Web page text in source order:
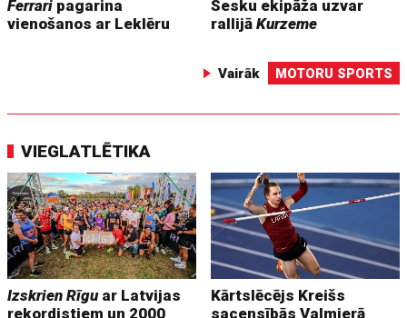
Ferrari pagarina
vienošanos ar Leklēru
Sesku ekipāža uzvar
rallijāKurzeme
Vairāk MOTORU SPORTS
VIEGLATLĒTIKA
Izskrien Rīguar Latvijas
rekordistiem un 2000
Kārtslēcējs Kreišs
sacensībās Valmierā